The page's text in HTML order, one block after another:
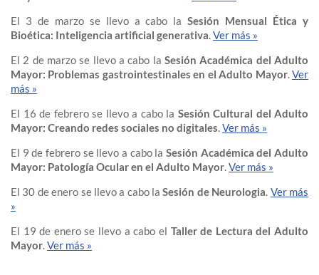
El 3 de marzo se llevo a cabo laSesión Mensual Ética y
Bioética: Inteligencia artificial generativa.Ver más »
El 2 de marzo se llevo a cabo la Sesión Académica del Adulto
Mayor: Problemas gastrointestinales en el Adulto Mayor.Ver
más »
El 16 de febrero se llevo a cabo la Sesión Cultural del Adulto
Mayor: Creando redes sociales no digitales.Ver más »
El 9 de febrero se llevo a cabo la Sesión Académica del Adulto
Mayor: Patología Ocular en el Adulto Mayor.Ver más »
El 30 de enero se llevo a cabo laSesión de Neurologia. Ver más
»
El 19 de enero se llevo a cabo el Taller de Lectura del Adulto
Mayor.Ver más »